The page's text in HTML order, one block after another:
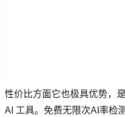
性价比方面它也极具优势，
AI 工具。免费无限次AI率检